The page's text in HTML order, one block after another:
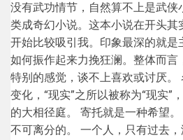
没有武功情节，自然算不上是武侠
类成奇幻小说。这本小说在开头
开始比较吸引我。印象最深的就
如何振作起来力挽狂澜。整体而言
特别的感觉，谈不上喜欢或讨厌。
变化，“现实”之所以被称为“现实”
的大相径庭。 寄托就是一种希望
不可离分的。 一个人，只有过去